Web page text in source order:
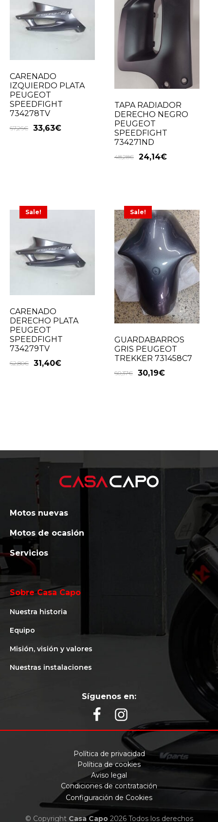
CARENADO
IZQUIERDO PLATA
PEUGEOT
SPEEDFIGHT
734278TV
67,26€ 33,63€
TAPA RADIADOR
DERECHO NEGRO
PEUGEOT
SPEEDFIGHT
734271ND
48,28€ 24,14€
Sale!
CARENADO
DERECHO PLATA
PEUGEOT
SPEEDFIGHT
734279TV
62,80€ 31,40€
Sale!
GUARDABARROS
GRIS PEUGEOT
TREKKER 731458C7
60,37€ 30,19€
Motos nuevas
Motos de ocasión
Servicios
Sobre Casa Capo
Nuestra historia
Equipo
Misión, visión y valores
Nuestras instalaciones
Síguenos en:
© Copyright Casa Capo2026 Todos los derechos
Política de privacidad
Política de cookies
Aviso legal
Condiciones de contratación
Configuración de Cookies